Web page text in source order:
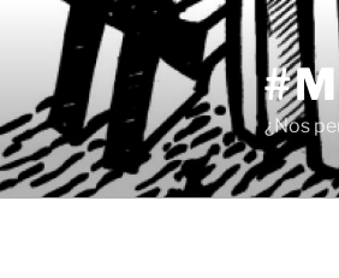
contenido
¿Nos